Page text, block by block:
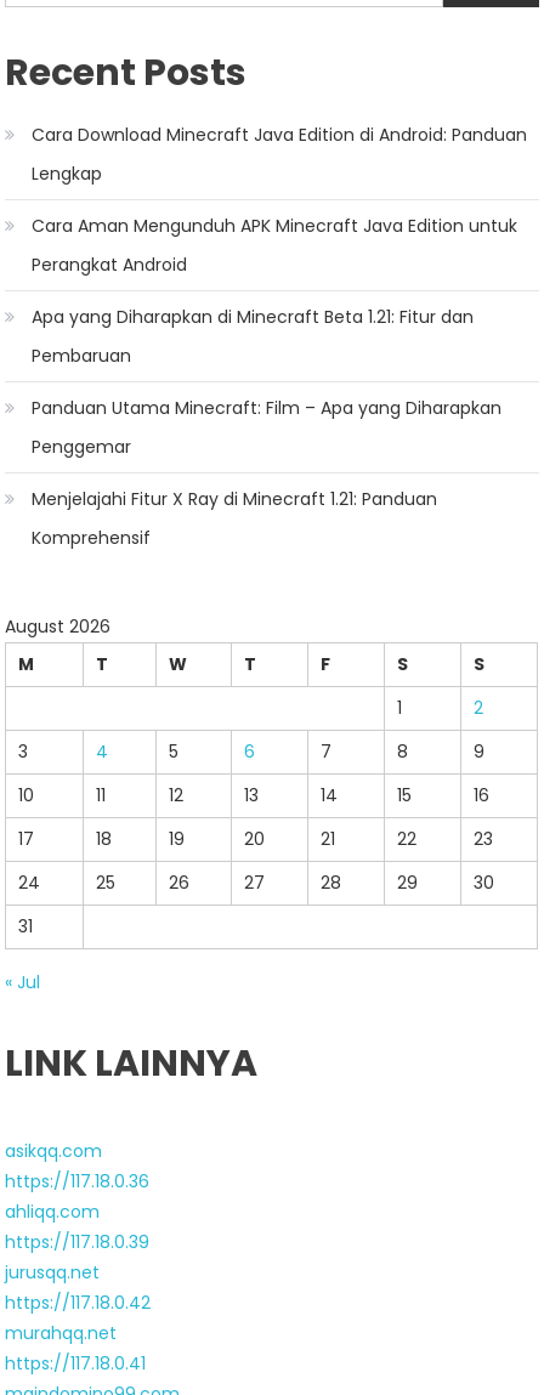
Recent Posts
Cara Download Minecraft Java Edition di Android: Panduan
Lengkap
Cara Aman Mengunduh APK Minecraft Java Edition untuk
Perangkat Android
Apa yang Diharapkan di Minecraft Beta 1.21: Fitur dan
Pembaruan
Panduan Utama Minecraft: Film – Apa yang Diharapkan
Penggemar
Menjelajahi Fitur X Ray di Minecraft 1.21: Panduan
Komprehensif
August 2026
M
T W T F S
S
1
2
3
4 5 6 7 8
9
10
11 12 13 14 15
16
17
18 19 20 21 22
23
24
25 26 27 28 29
30
31
« Jul
LINK LAINNYA
asikqq.com
https://117.18.0.36
ahliqq.com
https://117.18.0.39
jurusqq.net
https://117.18.0.42
murahqq.net
https://117.18.0.41